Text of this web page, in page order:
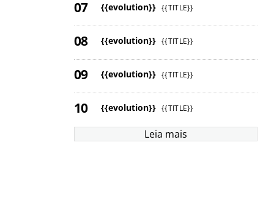
{{evolution}} {{TITLE}}
{{evolution}} {{TITLE}}
{{evolution}} {{TITLE}}
{{evolution}} {{TITLE}}
Leia mais